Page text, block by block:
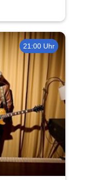
21:00 Uhr